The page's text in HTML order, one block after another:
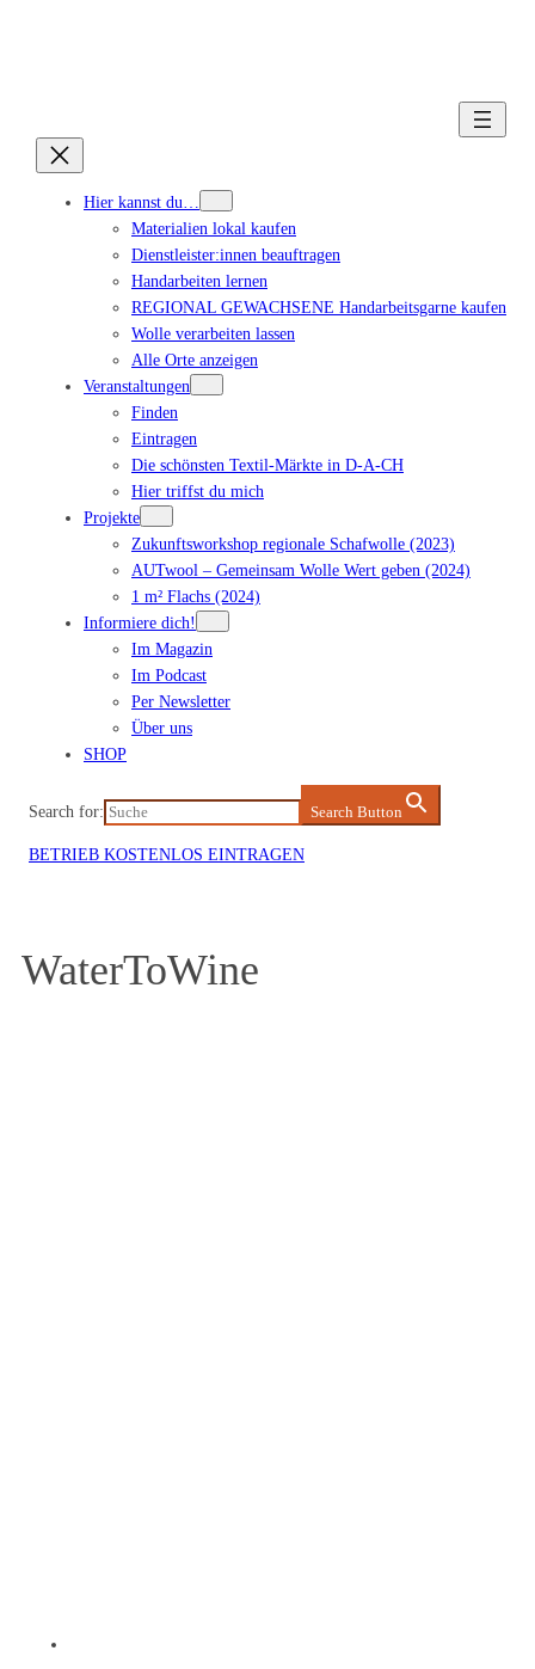
Hier kannst du…
Materialien lokal kaufen
Dienstleister:innen beauftragen
Handarbeiten lernen
REGIONAL GEWACHSENE Handarbeitsgarne kaufen
Wolle verarbeiten lassen
Alle Orte anzeigen
Veranstaltungen
Finden
Eintragen
Die schönsten Textil-Märkte in D-A-CH
Hier triffst du mich
Projekte
Zukunftsworkshop regionale Schafwolle (2023)
AUTwool – Gemeinsam Wolle Wert geben (2024)
1 m² Flachs (2024)
Informiere dich!
Im Magazin
Im Podcast
Per Newsletter
Über uns
SHOP
Search for: Search Button
BETRIEB KOSTENLOS EINTRAGEN
WaterToWine